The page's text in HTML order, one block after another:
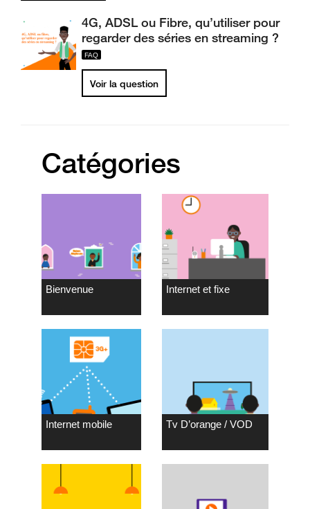
4G, ADSL ou Fibre, qu’utiliser pour
regarder des séries en streaming ?
Voir la question
Catégories
Bienvenue Internet et fixe
Internet mobile Tv D’orange / VOD